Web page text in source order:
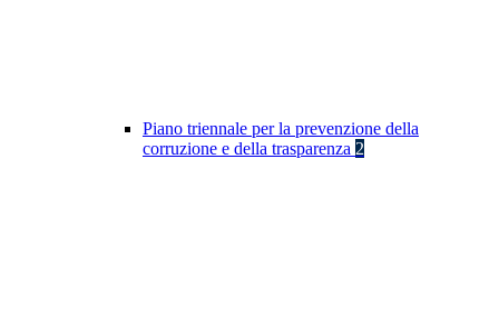
Piano triennale per la prevenzione della
corruzione e della trasparenza 2